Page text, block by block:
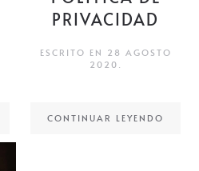
PRIVACIDAD
ESCRITO EN 28 AGOSTO
2020
CONTINUAR LEYENDO